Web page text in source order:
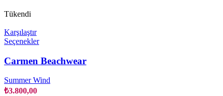
Tükendi
Karşılaştır
SeçeneklerBu
birden
fazla
varyasyonu
var.
Carmen Beachwear
Summer Wind
₺3.800,00